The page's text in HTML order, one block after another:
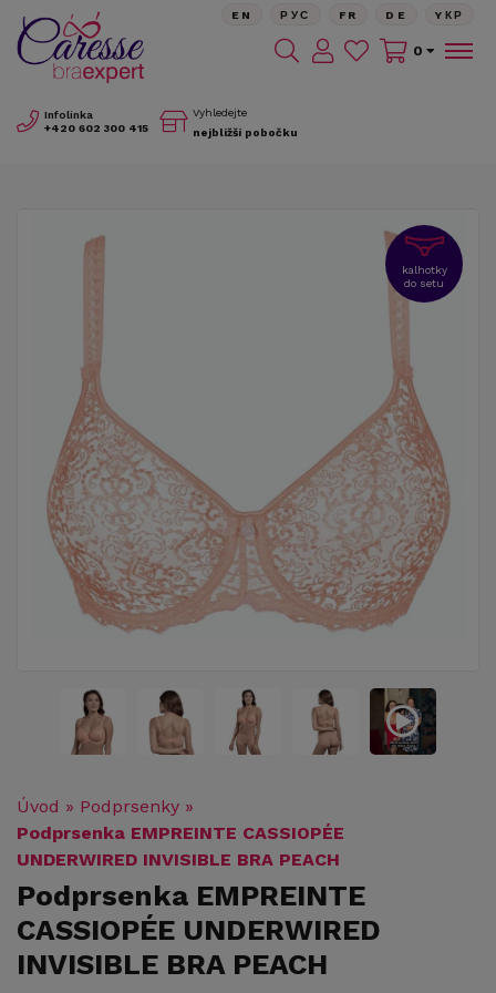
Infolinka
+420 602 300 415
Vyhledejte
nejbližší pobočku
EN РУС FR DE YКР
0
kalhotky
do setu
Úvod » Podprsenky »
Podprsenka EMPREINTE CASSIOPÉE
UNDERWIRED INVISIBLE BRA PEACH
Podprsenka EMPREINTE
CASSIOPÉE UNDERWIRED
INVISIBLE BRA PEACH